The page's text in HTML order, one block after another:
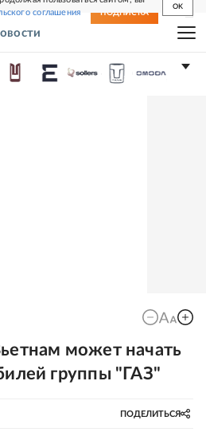
соглашения
OK
ПОДПИСКА
может начать
группы "ГАЗ"
ПОДЕЛИТЬСЯ